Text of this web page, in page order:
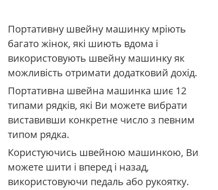
Портативну швейну машинку мріють
багато жінок, які шиють вдома і
використовують швейну машинку як
можливість отримати додатковий дохід.
Портативна швейна машинка шиє 12
типами рядків, які Ви можете вибрати
виставивши конкретне число з певним
типом рядка.
Користуючись швейною машинкою, Ви
можете шити і вперед і назад,
використовуючи педаль або рукоятку.